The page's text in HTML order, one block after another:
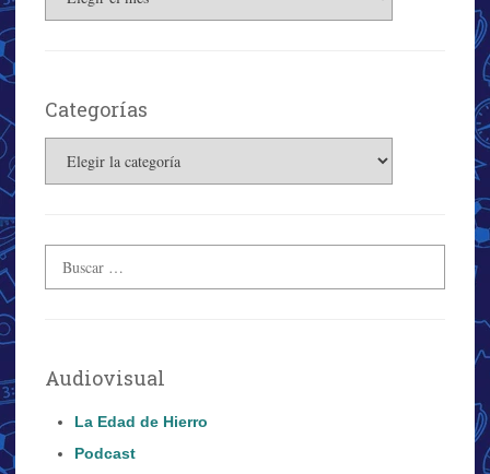
Categorías
Audiovisual
La Edad de Hierro
Podcast